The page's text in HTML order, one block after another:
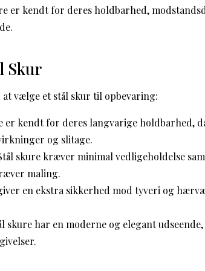
er kendt for deres holdbarhed,
Skur
vælge et stål skur til opbevaring:
er kendt for deres langvarige holdbarhed,
og slitage.
skure kræver minimal vedligeholdelse
maling.
en ekstra sikkerhed mod tyveri og
skure har en moderne og elegant